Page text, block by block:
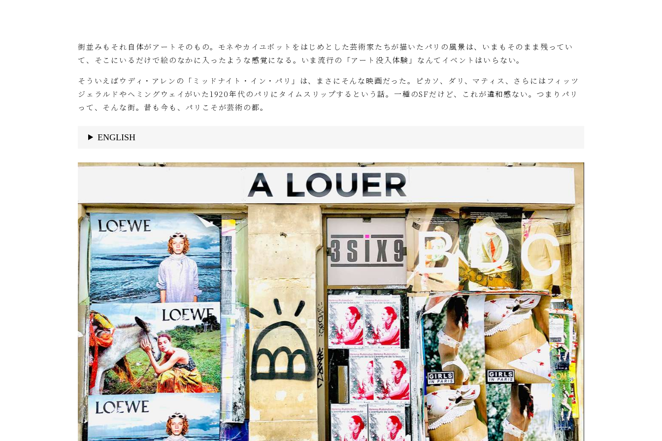
街並みもそれ自体がアートそのもの。モネやカイユボットをはじめとした芸術家たちが描いたパリの風景は、いまもそのまま残ってい
て、そこにいるだけで絵のなかに入ったような感覚になる。いま流行の「アート没入体験」なんてイベントはいらない。
そういえばウディ・アレンの「ミッドナイト・イン・パリ」は、まさにそんな映画だった。ピカソ、ダリ、マティス、さらにはフィッツ
ジェラルドやヘミングウェイがいた1920年代のパリにタイムスリップするという話。一種のSFだけど、これが違和感ない。つまりパリ
って、そんな街。昔も今も、パリこそが芸術の都。
ENGLISH